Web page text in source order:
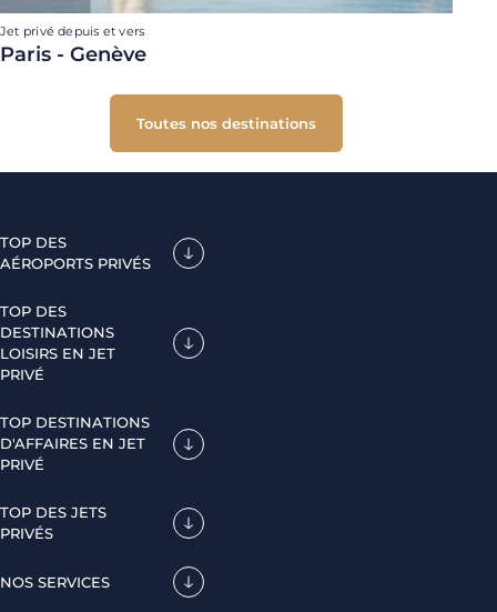
Jet privé depuis et vers
Paris - Genève
Toutes nos destinations
TOP DES
AÉROPORTS PRIVÉS
TOP DES
DESTINATIONS
LOISIRS EN JET
PRIVÉ
TOP DESTINATIONS
D'AFFAIRES EN JET
PRIVÉ
TOP DES JETS
PRIVÉS
NOS SERVICES